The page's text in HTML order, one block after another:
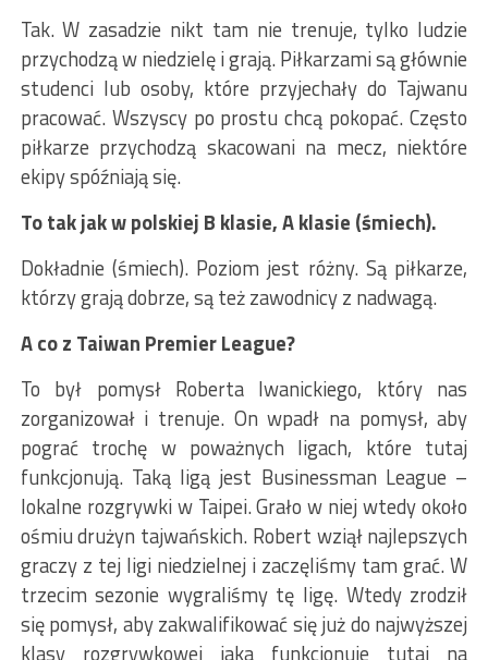
Tak. W zasadzie nikt tam nie trenuje, tylko ludzie
przychodzą w niedzielę i grają. Piłkarzami są głównie
studenci lub osoby, które przyjechały do Tajwanu
pracować. Wszyscy po prostu chcą pokopać. Często
piłkarze przychodzą skacowani na mecz, niektóre
ekipy spóźniają się.
To tak jak w polskiej B klasie, A klasie (śmiech).
Dokładnie (śmiech). Poziom jest różny. Są piłkarze,
którzy grają dobrze, są też zawodnicy z nadwagą.
A co z Taiwan Premier League?
To był pomysł Roberta Iwanickiego, który nas
zorganizował i trenuje. On wpadł na pomysł, aby
pograć trochę w poważnych ligach, które tutaj
funkcjonują. Taką ligą jest Businessman League –
lokalne rozgrywki w Taipei. Grało w niej wtedy około
ośmiu drużyn tajwańskich. Robert wziął najlepszych
graczy z tej ligi niedzielnej i zaczęliśmy tam grać. W
trzecim sezonie wygraliśmy tę ligę. Wtedy zrodził
się pomysł, aby zakwalifikować się już do najwyższej
klasy rozgrywkowej jaka funkcjonuje tutaj na